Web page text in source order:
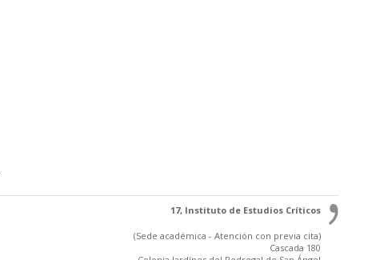
17, Instituto de Estudios Críticos
(Sede académica - Atención con previa cita)
Cascada 180